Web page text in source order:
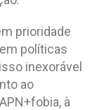
prioridade
políticas
inexorável
ao
à